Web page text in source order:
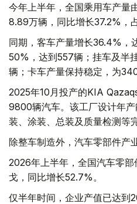
今年上半年，全国乘用车产量
8.89万辆，同比增长37.2%，
同期，客车产量增长36.4%，
50%，达到557辆；挂车及半
辆；卡车产量保持稳定，为
2025年10月投产的KIA
9800辆汽车。该工厂设计年
装、涂装、总装及质量检测等
除整车制造外，汽车零部件产
2026年上半年，全国汽车零
戈，同比增长52.7%。
仅半年时间，企业产值已达到